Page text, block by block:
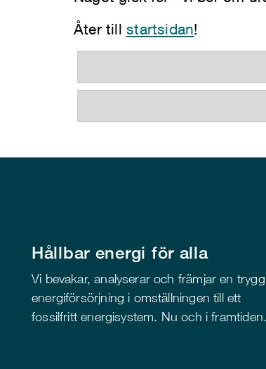
Åter tillstartsidan!
Hållbar energi för alla
Vi bevakar, analyserar och främjar en trygg
energiförsörjning i omställningen till ett
fossilfritt energisystem. Nu och i framtiden.